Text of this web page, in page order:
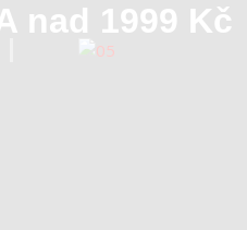
nad 1999 Kč